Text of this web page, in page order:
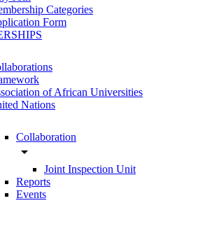
Categories
Form
of African Universities
Nations
Collaboration
arrow_drop_down
Joint Inspection Unit
Reports
Events